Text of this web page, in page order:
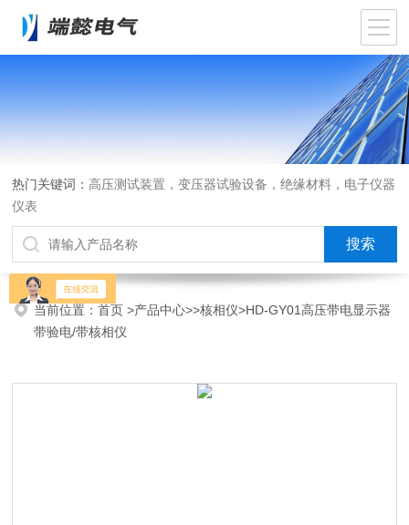
热门关键词： 高压测试装置，变压器试验设备，绝缘材料，电子仪器
仪表
当前位置：首页>产品中心>>核相仪>HD-GY01高压带电显示器
带验电/带核相仪